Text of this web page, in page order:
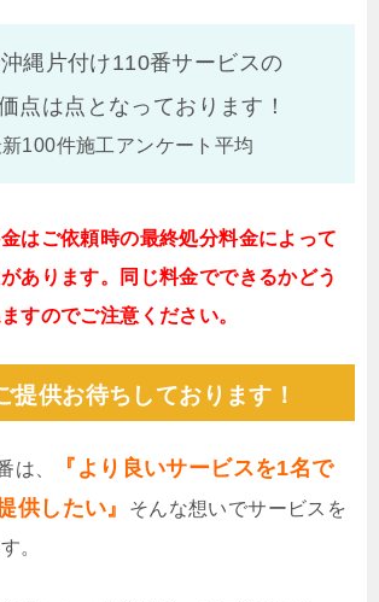
縄片付け110番サービスの
点は点となっております！
100件施工アンケート平均
はご依頼時の最終処分料金によって
あります。同じ料金でできるかどう
すのでご注意ください。
提供お待ちしております！
は、
『より良いサービスを1名で
供したい』
そんな想いでサービスを
。